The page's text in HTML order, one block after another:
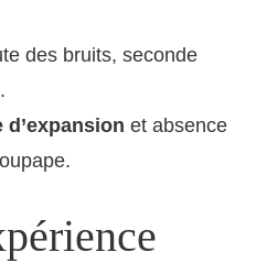
des bruits, seconde
d’expansion et absence